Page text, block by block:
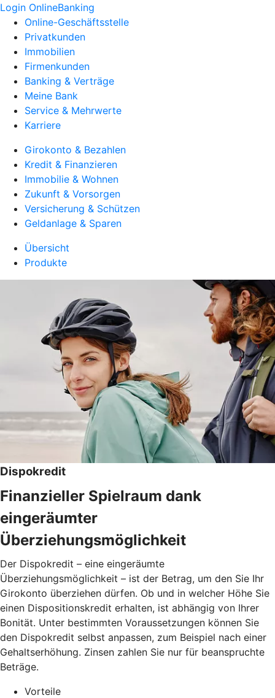
Login OnlineBanking
Online-Geschäftsstelle
Privatkunden
Immobilien
Firmenkunden
Banking & Verträge
Meine Bank
Service & Mehrwerte
Karriere
Girokonto & Bezahlen
Kredit & Finanzieren
Immobilie & Wohnen
Zukunft & Vorsorgen
Versicherung & Schützen
Geldanlage & Sparen
Übersicht
Produkte
Dispokredit
Finanzieller Spielraum dank
eingeräumter
Überziehungsmöglichkeit
Der Dispokredit – eine eingeräumte
Überziehungsmöglichkeit – ist der Betrag, um den Sie Ihr
Girokonto überziehen dürfen. Ob und in welcher Höhe Sie
einen Dispositionskredit erhalten, ist abhängig von Ihrer
Bonität. Unter bestimmten Voraussetzungen können Sie
den Dispokredit selbst anpassen, zum Beispiel nach einer
Gehaltserhöhung. Zinsen zahlen Sie nur für beanspruchte
Beträge.
Vorteile